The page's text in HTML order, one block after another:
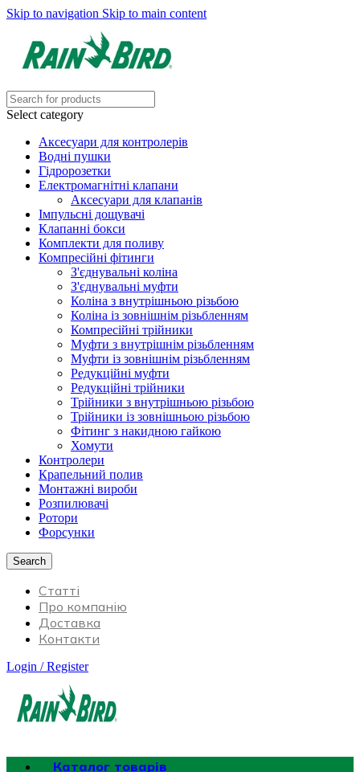
Skip to navigation Skip to main content
Select category
Аксесуари для контролерів
Водні пушки
Гідророзетки
Електромагнітні клапани
Аксесуари для клапанів
Імпульсні дощувачі
Клапанні бокси
Комплекти для поливу
Компресійні фітинги
З'єднувальні коліна
З'єднувальні муфти
Коліна з внутрішньою різьбою
Коліна із зовнішнім різьбленням
Компресійні трійники
Муфти з внутрішнім різьбленням
Муфти із зовнішнім різьбленням
Редукційні муфти
Редукційні трійники
Трійники з внутрішньою різьбою
Трійники із зовнішньою різьбою
Фітинг з накидною гайкою
Хомути
Контролери
Крапельний полив
Монтажні вироби
Розпилювачі
Ротори
Форсунки
Search
Статті
Про компанію
Доставка
Контакти
Login / Register
Каталог товарів